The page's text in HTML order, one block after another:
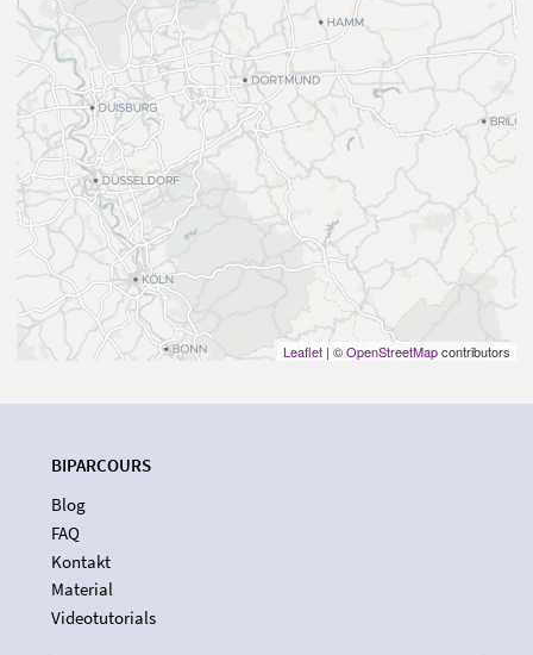
Leaflet | ©OpenStreetMapcontributors
BIPARCOURS
Blog
FAQ
Kontakt
Material
Videotutorials